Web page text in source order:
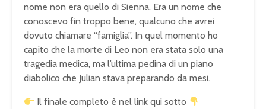
nome non era quello di Sienna. Era un nome che
conoscevo fin troppo bene, qualcuno che avrei
dovuto chiamare “famiglia”. In quel momento ho
capito che la morte di Leo non era stata solo una
tragedia medica, ma l’ultima pedina di un piano
diabolico che Julian stava preparando da mesi.
Il finale completo è nel link qui sotto